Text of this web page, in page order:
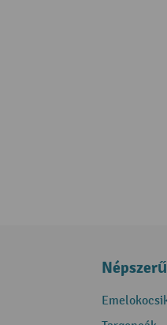
Népszerű